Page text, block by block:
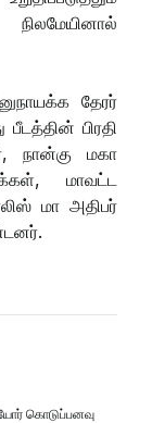
தேரர்
பிரதி
நான்கு மகா
மாவட்ட
மா அதிபர்
கொடுப்பனவு